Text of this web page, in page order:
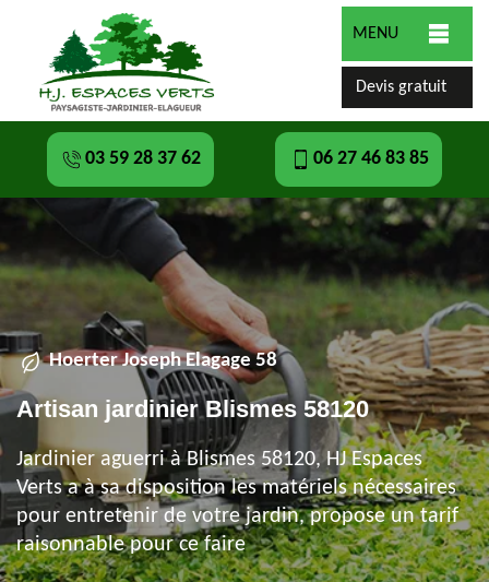
MENU
Devis gratuit
03 59 28 37 62 06 27 46 83 85
Hoerter Joseph Elagage 58
Artisan jardinier Blismes 58120
Jardinier aguerri à Blismes 58120, HJ Espaces
Verts a à sa disposition les matériels nécessaires
pour entretenir de votre jardin, propose un tarif
raisonnable pour ce faire